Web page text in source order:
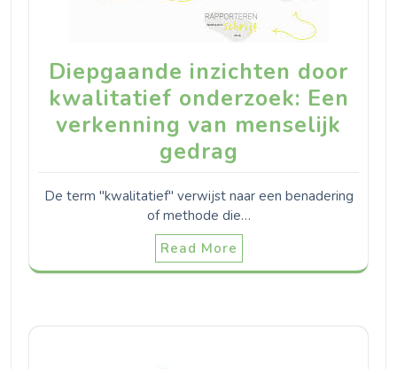
Diepgaande inzichten door
kwalitatief onderzoek: Een
verkenning van menselijk
gedrag
De term "kwalitatief" verwijst naar een benadering
of methode die…
Read More